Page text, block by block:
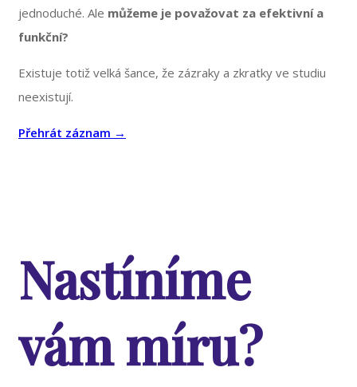
jednoduché. Ale můžeme je považovat za efektivní a
funkční?
Existuje totiž velká šance, že zázraky a zkratky ve studiu
neexistují.
Přehrát záznam →
Nastíníme
vám míru?